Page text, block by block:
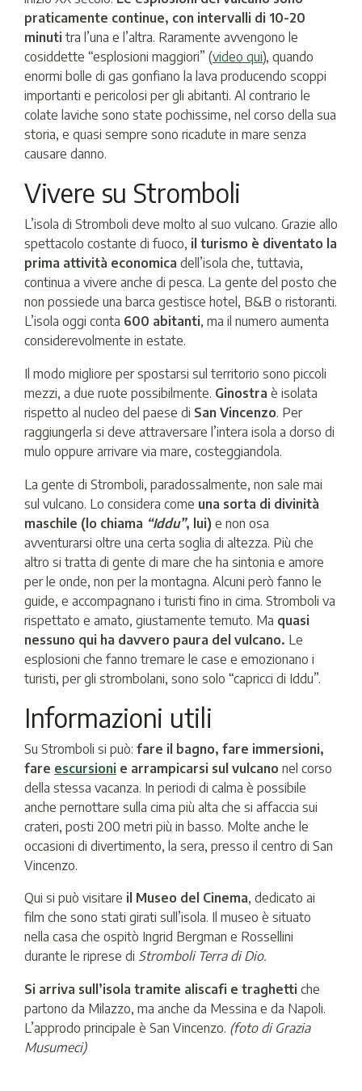
praticamente continue, con intervalli di 10-20
minuti tra l’una e l’altra. Raramente avvengono le
cosiddette “esplosioni maggiori” (video qui), quando
enormi bolle di gas gonfiano la lava producendo scoppi
importanti e pericolosi per gli abitanti. Al contrario le
colate laviche sono state pochissime, nel corso della sua
storia, e quasi sempre sono ricadute in mare senza
causare danno.
Vivere su Stromboli
L’isola di Stromboli deve molto al suo vulcano. Grazie allo
spettacolo costante di fuoco, il turismo è diventato la
prima attività economica dell’isola che, tuttavia,
continua a vivere anche di pesca. La gente del posto che
non possiede una barca gestisce hotel, B&B o ristoranti.
L’isola oggi conta 600 abitanti, ma il numero aumenta
considerevolmente in estate.
Il modo migliore per spostarsi sul territorio sono piccoli
mezzi, a due ruote possibilmente. Ginostra è isolata
rispetto al nucleo del paese di San Vincenzo. Per
raggiungerla si deve attraversare l’intera isola a dorso di
mulo oppure arrivare via mare, costeggiandola.
La gente di Stromboli, paradossalmente, non sale mai
sul vulcano. Lo considera come una sorta di divinità
maschile (lo chiama “Iddu”, lui) e non osa
avventurarsi oltre una certa soglia di altezza. Più che
altro si tratta di gente di mare che ha sintonia e amore
per le onde, non per la montagna. Alcuni però fanno le
guide, e accompagnano i turisti fino in cima. Stromboli va
rispettato e amato, giustamente temuto. Ma quasi
nessuno qui ha davvero paura del vulcano. Le
esplosioni che fanno tremare le case e emozionano i
turisti, per gli strombolani, sono solo “capricci di Iddu”.
Informazioni utili
Su Stromboli si può: fare il bagno, fare immersioni,
fare escursioni e arrampicarsi sul vulcano nel corso
della stessa vacanza. In periodi di calma è possibile
anche pernottare sulla cima più alta che si affaccia sui
crateri, posti 200 metri più in basso. Molte anche le
occasioni di divertimento, la sera, presso il centro di San
Vincenzo.
Qui si può visitare il Museo del Cinema, dedicato ai
film che sono stati girati sull’isola. Il museo è situato
nella casa che ospitò Ingrid Bergman e Rossellini
durante le riprese di Stromboli Terra di Dio.
Si arriva sull’isola tramite aliscafi e traghetti che
partono da Milazzo, ma anche da Messina e da Napoli.
L’approdo principale è San Vincenzo. (foto di Grazia
Musumeci)